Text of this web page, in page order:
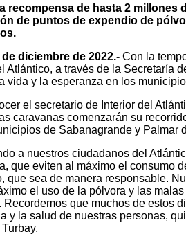
recompensa de hasta 2 millones
de puntos de expendio de
diciembre de 2022.- Con la
Atlántico, a través de la Secretaría
vida y la esperanza en los
el secretario de Interior del
caravanas comenzarán su
de Sabanagrande y Palmar
a nuestros ciudadanos del
que eviten al máximo el consumo
que sea de manera responsable.
el uso de la pólvora y las
Recordemos que muchos de estos
y la salud de nuestras personas,